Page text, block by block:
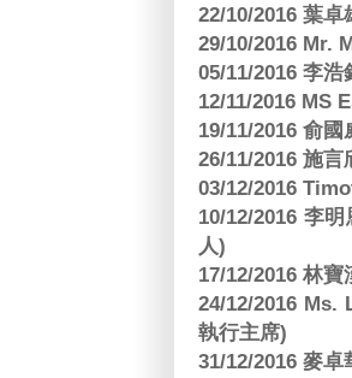
22/10/2016 葉
29/10/2016 Mr.
05/11/2016 李
12/11/2016 MS
19/11/2016 俞
26/11/2016 施
03/12/2016
10/12/2016 李
人)
17/12/2016 林
24/12/2016
執行主席)
31/12/2016 麥